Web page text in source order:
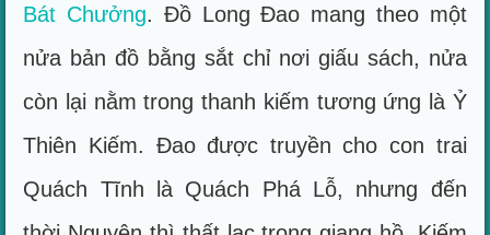
Bát Chưởng. Đồ Long Đao mang theo một
nửa bản đồ bằng sắt chỉ nơi giấu sách, nửa
còn lại nằm trong thanh kiếm tương ứng là Ỷ
Thiên Kiếm. Đao được truyền cho con trai
Quách Tĩnh là Quách Phá Lỗ, nhưng đến